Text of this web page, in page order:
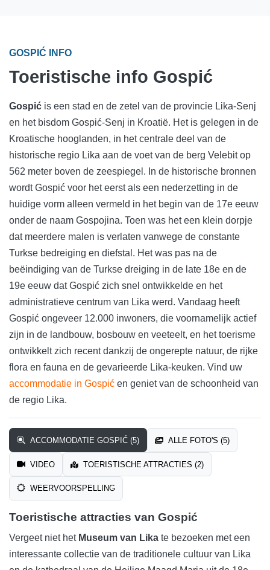
GOSPIĆ INFO
Toeristische info Gospić
Gospić is een stad en de zetel van de provincie Lika-Senj
en het bisdom Gospić-Senj in Kroatië. Het is gelegen in de
Kroatische hooglanden, in het centrale deel van de
historische regio Lika aan de voet van de berg Velebit op
562 meter boven de zeespiegel. In de historische bronnen
wordt Gospić voor het eerst als een nederzetting in de
huidige vorm alleen vermeld in het begin van de 17e eeuw
onder de naam Gospojina. Toen was het een klein dorpje
dat meerdere malen is verlaten vanwege de constante
Turkse bedreiging en diefstal. Het was pas na de
beëindiging van de Turkse dreiging in de late 18e en de
19e eeuw dat Gospić zich snel ontwikkelde en het
administratieve centrum van Lika werd. Vandaag heeft
Gospić ongeveer 12.000 inwoners, die voornamelijk actief
zijn in de landbouw, bosbouw en veeteelt, en het toerisme
ontwikkelt zich recent dankzij de ongerepte natuur, de rijke
flora en fauna en de gevarieerde Lika-keuken. Vind uw
accommodatie in Gospić en geniet van de schoonheid van
de regio Lika.
ACCOMMODATIE GOSPIĆ (5) ALLE FOTO'S (5)
VIDEO TOERISTISCHE ATTRACTIES (2)
WEERVOORSPELLING
Toeristische attracties van Gospić
Vergeet niet het Museum van Lika te bezoeken met een
interessante collectie van de traditionele cultuur van Lika